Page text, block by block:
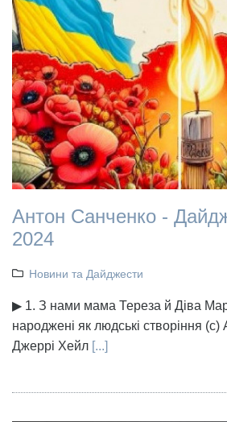
Антон Санченко -
2024
Новини та Дайджести
▶ 1. З нами мама Тереза й Діва
народжені як людські створіння
Джеррі Хейл [...]